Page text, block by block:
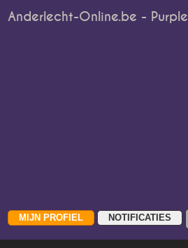
Anderlecht-Online.be -